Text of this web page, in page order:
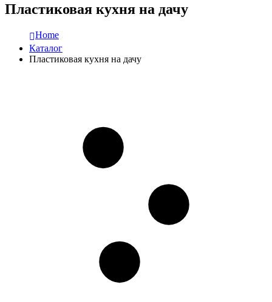
Пластиковая кухня на дачу
Home
Каталог
Пластиковая кухня на дачу